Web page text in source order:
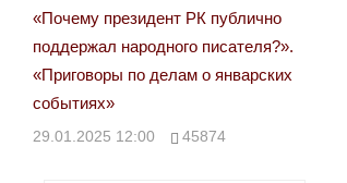
«Почему президент РК публично
поддержал народного писателя?».
«Приговоры по делам о январских
событиях»
29.01.2025 12:00 45874